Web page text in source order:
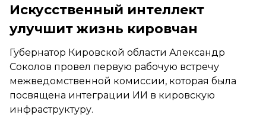
Искусственный интеллект
улучшит жизнь кировчан
Губернатор Кировской области Александр
Соколов провел первую рабочую встречу
межведомственной комиссии, которая была
посвящена интеграции ИИ в кировскую
инфраструктуру.